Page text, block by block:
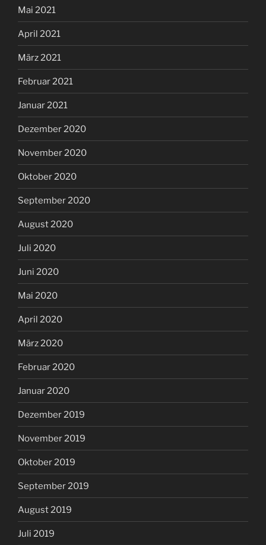
Mai 2021
April 2021
März 2021
Februar 2021
Januar 2021
Dezember 2020
November 2020
Oktober 2020
September 2020
August 2020
Juli 2020
Juni 2020
Mai 2020
April 2020
März 2020
Februar 2020
Januar 2020
Dezember 2019
November 2019
Oktober 2019
September 2019
August 2019
Juli 2019